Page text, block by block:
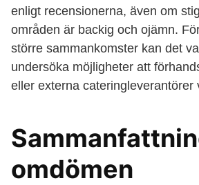
enligt recensionerna, även om
områden är backig och ojämn.
större sammankomster kan det
undersöka möjligheter att
eller externa cateringleverantörer
omdömen